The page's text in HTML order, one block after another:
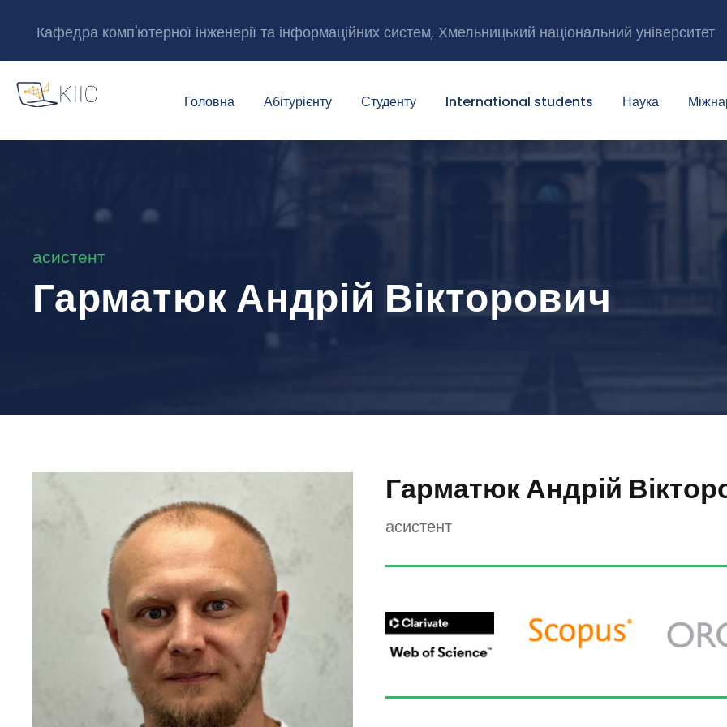
Кафедра комп'ютерної інженерії та інформаційних систем, Хмельницький національний університет
Головна Абітурієнту Студенту International students Наука
асистент
Гарматюк Андрій Вікторович
Гарматюк Андрій
асистент